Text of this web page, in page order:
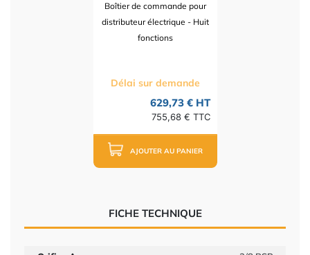
Boîtier de commande pour
distributeur électrique - Huit
fonctions
Délai sur demande
629,73 € HT
755,68 € TTC
AJOUTER AU PANIER
FICHE TECHNIQUE